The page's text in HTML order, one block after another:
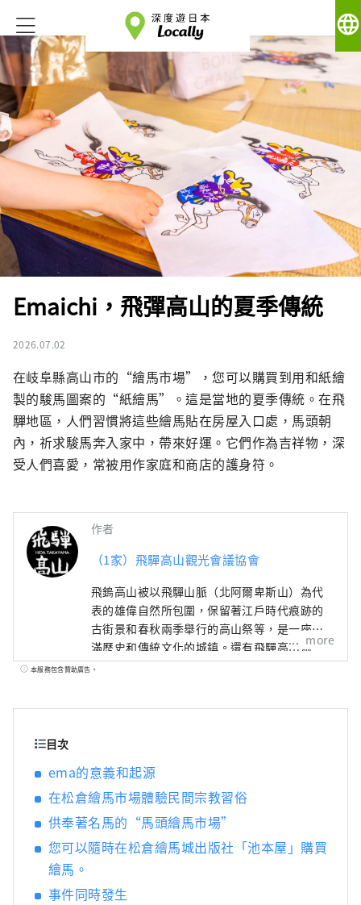
language
Emaichi，飛彈高山的夏季傳統
2026.07.02
在岐阜縣高山市的“繪馬市場”，您可以購買到用和紙繪
製的駿馬圖案的“紙繪馬”。這是當地的夏季傳統。在飛
驒地區，人們習慣將這些繪馬貼在房屋入口處，馬頭朝
內，祈求駿馬奔入家中，帶來好運。它們作為吉祥物，深
受人們喜愛，常被用作家庭和商店的護身符。
作者
（1家）飛驒高山觀光會議協會
飛鎢高山被以飛驒山脈（北阿爾卑斯山）為代
表的雄偉自然所包圍，保留著江戶時代痕跡的
古街景和春秋兩季舉行的高山祭等，是一座充
滿歷史和傳統文化的城鎮。還有飛驒高山溫
泉、奧飛鎢溫泉鄉等溫泉，還有飛驒牛、日本
阪約4小時。週邊有白川鄉、上高地、金澤等日
本著名的旅遊勝地，可遊覽飛驒高山週邊的各
個地方。 住宿類型多樣，有西式飯店、傳統客
棧、溫馨賓館、適合長期住宿的旅社，我們有
能力滿足使用者的需求。 涉足自然、歷史、傳
熱情，對來訪的遊客熱情款待。
more
本服務包含贊助廣告。
目次
ema的意義和起源
在松倉繪馬市場體驗民間宗教習俗
供奉著名馬的“馬頭繪馬市場”
您可以隨時在松倉繪馬城出版社「池本屋」購買
繪馬。
事件同時發生